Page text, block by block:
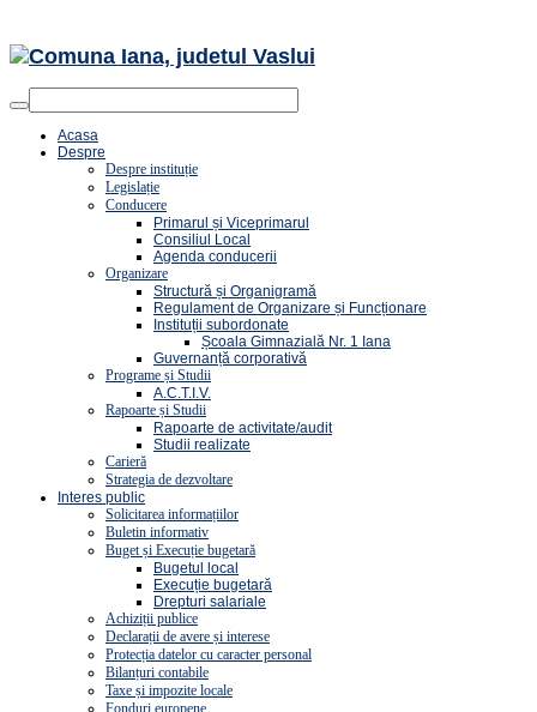
Acasa
Despre
Despre instituție
Legislație
Conducere
Primarul și Viceprimarul
Consiliul Local
Agenda conducerii
Organizare
Structură și Organigramă
Regulament de Organizare și Funcționare
Instituții subordonate
Școala Gimnazială Nr. 1 Iana
Guvernanță corporativă
Programe și Studii
A.C.T.I.V.
Rapoarte și Studii
Rapoarte de activitate/audit
Studii realizate
Carieră
Strategia de dezvoltare
Interes public
Solicitarea informațiilor
Buletin informativ
Buget și Execuție bugetară
Bugetul local
Execuție bugetară
Drepturi salariale
Achiziții publice
Declarații de avere și interese
Protecția datelor cu caracter personal
Bilanțuri contabile
Taxe și impozite locale
Fonduri europene